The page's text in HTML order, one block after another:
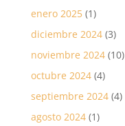
enero 2025(1)
diciembre 2024(3)
noviembre 2024(10)
octubre 2024(4)
septiembre 2024(4)
agosto 2024(1)